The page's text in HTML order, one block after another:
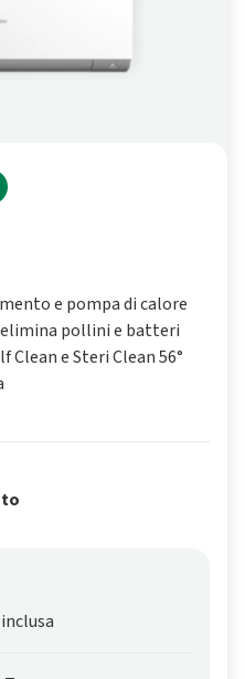
e pompa di calore
pollini e batteri
e Steri Clean 56°